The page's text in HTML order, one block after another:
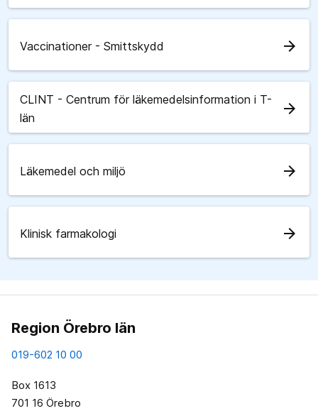
Vaccinationer - Smittskydd arrow_forward
CLINT - Centrum för läkemedelsinformation i T-
län
arrow_forward
Läkemedel och miljö arrow_forward
Klinisk farmakologi arrow_forward
Region Örebro län
019-602 10 00
Box 1613
701 16 Örebro